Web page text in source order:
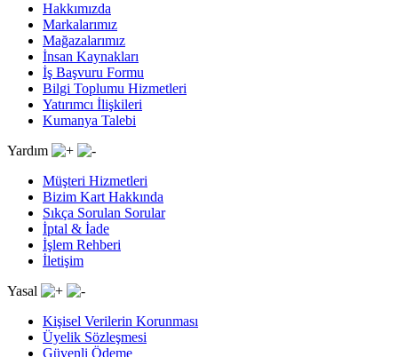
Hakkımızda
Markalarımız
Mağazalarımız
İnsan Kaynakları
İş Başvuru Formu
Bilgi Toplumu Hizmetleri
Yatırımcı İlişkileri
Kumanya Talebi
Yardım
Müşteri Hizmetleri
Bizim Kart Hakkında
Sıkça Sorulan Sorular
İptal & İade
İşlem Rehberi
İletişim
Yasal
Kişisel Verilerin Korunması
Üyelik Sözleşmesi
Güvenli Ödeme